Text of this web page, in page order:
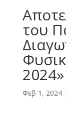
του
Φεβ 1, 2024|